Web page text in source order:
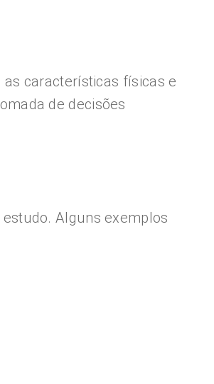
características físicas e
de decisões
Alguns exemplos